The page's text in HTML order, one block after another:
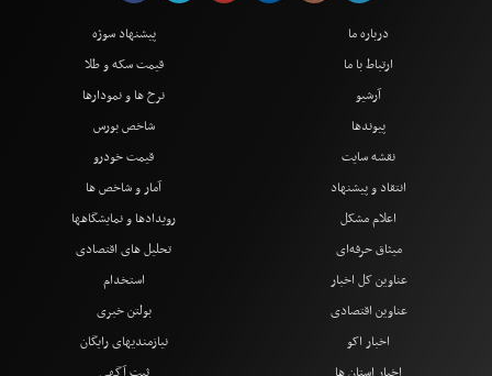
درباره ما
ارتباط با ما
آرشیو
پیوندها
نقشه سایت
انتقاد و پیشنهاد
اعلام مشکل
میثاق حرفه‌ای
پیشنهاد سوژه
قیمت سکه و طلا
نرخ ها و نمودارها
شاخص بورس
قیمت خودرو
آمار و شاخص ها
رویدادها و نمایشگاهها
تحلیل های اقتصادی
عناوین کل اخبار
عناوین اقتصادی
اخبار اکو
استخدام
بولتن خبری
نیازمندیهای رایگان